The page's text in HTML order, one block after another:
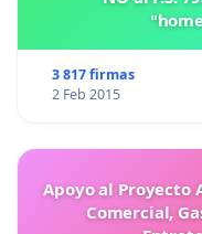
3 817 firmas
2 Feb 2015
Apoyo al Proyecto
Comercial,